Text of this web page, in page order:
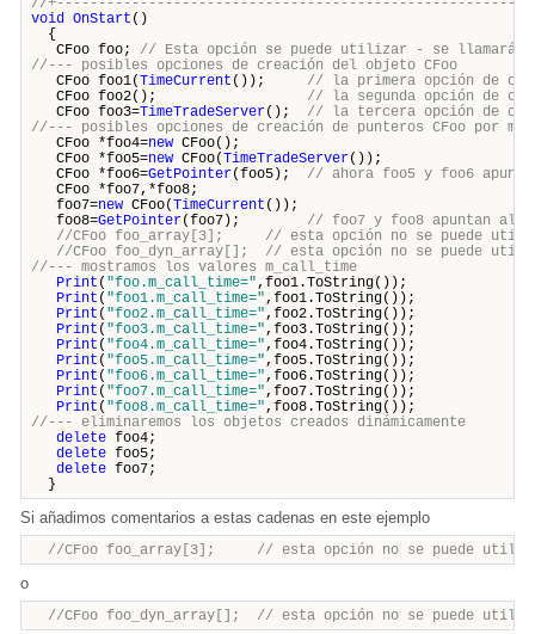
void OnStart ()
{
CFoo foo;
// Esta opción se puede utilizar - se llamará a
//--- posibles opciones de creación del objeto CFoo
CFoo foo1(TimeCurrent ()); // la primera opción de
CFoo foo2(); // la segunda opción de
CFoo foo3=TimeTradeServer(); // la tercera opción de
//--- posibles opciones de creación de punteros CFoo por
CFoo *foo4=new CFoo();
CFoo *foo5=new CFoo(TimeTradeServer());
CFoo *foo6=GetPointer(foo5); // ahora foo5 y foo6
CFoo *foo7,*foo8;
foo7=new CFoo(TimeCurrent ());
foo8=GetPointer(foo7); // foo7 y foo8 apuntan al
//CFoo foo_array[3]; // esta opción no se puede
//CFoo foo_dyn_array[]; // esta opción no se puede
//--- mostramos los valores m_call_time
Print ( "foo.m_call_time=" ,foo1.ToString());
Print ( "foo1.m_call_time=" ,foo1.ToString());
Print ( "foo2.m_call_time=" ,foo2.ToString());
Print ( "foo3.m_call_time=" ,foo3.ToString());
Print ( "foo4.m_call_time=" ,foo4.ToString());
Print ( "foo5.m_call_time=" ,foo5.ToString());
Print ( "foo6.m_call_time=" ,foo6.ToString());
Print ( "foo7.m_call_time=" ,foo7.ToString());
Print ( "foo8.m_call_time=" ,foo8.ToString());
//--- eliminaremos los objetos creados dinámicamente
delete foo4;
delete foo5;
delete foo7;
}
Si añadimos comentarios a estas cadenas en este ejemplo
//CFoo foo_array[3]; // esta opción no se puede
o
//CFoo foo_dyn_array[]; // esta opción no se puede